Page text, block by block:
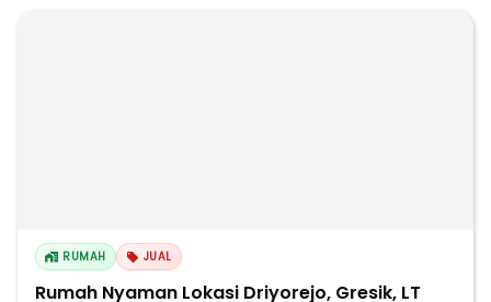
RUMAH JUAL
Rumah Nyaman Lokasi Driyorejo, Gresik, LT